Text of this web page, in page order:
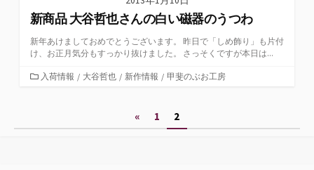
新商品 大谷哲也さんの白い磁器のうつわ
新年あけましておめでとうございます。 昨日で「しめ飾り」も片付
け、お正月気分もすっかり抜けました。 さっそくですが本日は...
カ
ー
入荷情報 / 大谷哲也 / 新作情報 / 甲斐のぶお工房
« 1 2